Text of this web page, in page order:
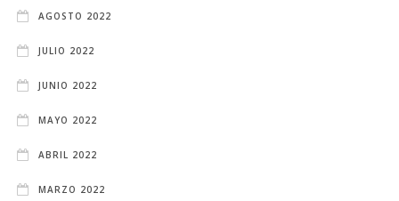
AGOSTO 2022
JULIO 2022
JUNIO 2022
MAYO 2022
ABRIL 2022
MARZO 2022